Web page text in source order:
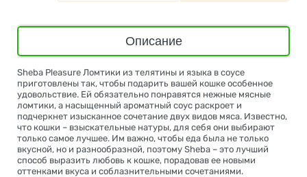
Описание
Sheba Pleasure Ломтики из телятины и языка в соусе
приготовлены так, чтобы подарить вашей кошке особенное
удовольствие. Ей обязательно понравятся нежные мясные
ломтики, а насыщенный ароматный соус раскроет и
подчеркнет изысканное сочетание двух видов мяса. Известно,
что кошки – взыскательные натуры, для себя они выбирают
только самое лучшее. Им важно, чтобы еда была не только
вкусной, но и разнообразной, поэтому Sheba – это лучший
способ выразить любовь к кошке, порадовав ее новыми
оттенками вкуса и соблазнительными сочетаниями.